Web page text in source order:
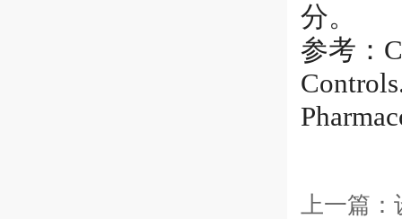
分。
参考：
上一篇：